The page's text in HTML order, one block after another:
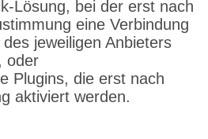
, bei der erst nach
eine Verbindung
jeweiligen Anbieters
oder
Plugins, die erst nach
aktiviert werden.